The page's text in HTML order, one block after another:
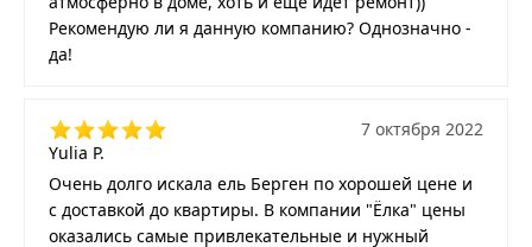
Рекомендую ли я данную компанию? Однозначно -
да!
Yulia P.
7 октября 2022
Очень долго искала ель Берген по хорошей цене и
с доставкой до квартиры. В компании "Ёлка" цены
оказались самые привлекательные и нужный